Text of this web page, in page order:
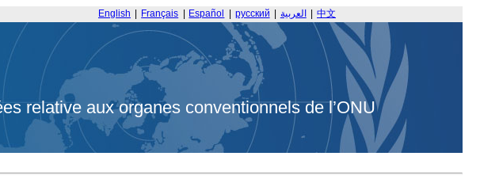
English Français Español русский العربية 中文
relative aux organes conventionnels de l’ONU